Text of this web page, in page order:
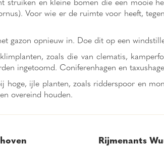
Voor wie er de ruimte voor heeft,
gazon opnieuw in. Doe dit op een
zoals die van clematis,
ingetoomd. Coniferenhagen en
hoge, ijle planten, zoals ridderspoor en
overeind houden.
Rijmenants